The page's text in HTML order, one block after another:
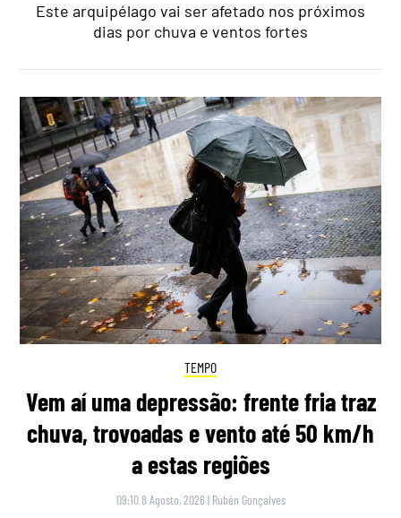
Este arquipélago vai ser afetado nos próximos
dias por chuva e ventos fortes
TEMPO
Vem aí uma depressão: frente fria traz
chuva, trovoadas e vento até 50 km/h
a estas regiões
09:10 8 Agosto, 2026 | Rubén Gonçalves